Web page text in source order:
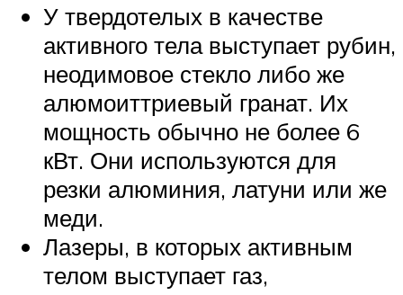
У твердотелых в качестве
активного тела выступает рубин,
неодимовое стекло либо же
алюмоиттриевый гранат. Их
мощность обычно не более 6
кВт. Они используются для
резки алюминия, латуни или же
меди.
Лазеры, в которых активным
телом выступает газ,